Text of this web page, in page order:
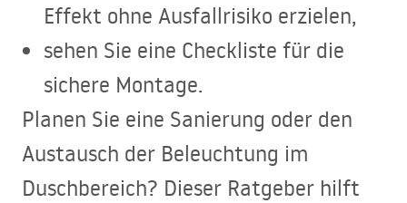
Effekt ohne Ausfallrisiko erzielen,
sehen Sie eine Checkliste für die
sichere Montage.
Planen Sie eine Sanierung oder den
Austausch der Beleuchtung im
Duschbereich? Dieser Ratgeber hilft